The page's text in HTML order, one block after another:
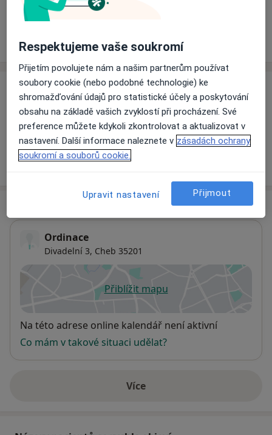
Ceník Adresy Názory pacientů
Ceník
Informace o službách a cenách nejsou k dispozici
Tento specialista ještě nepřidával žádné informace o
svých službách.
Ordinace
Divadelní 3, Cheb 35201
Přiblížit mapuse otevře v nové záložce
Dostupnost
Na této adrese online kalendář není aktivní
Co mám v takové situaci udělat?
Víceo adrese
Respektujeme vaše soukromí
Přijetím povolujete nám a našim partnerům používat
soubory cookie (nebo podobné technologie) ke
shromažďování údajů pro statistické účely a poskytování
obsahu na základě vašich zvyklostí při procházení. Své
preference můžete kdykoli zkontrolovat a aktualizovat v
nastavení. Další informace naleznete v zásadách ochrany
soukromí a souborů cookie.
Upravit nastavení Přijmout